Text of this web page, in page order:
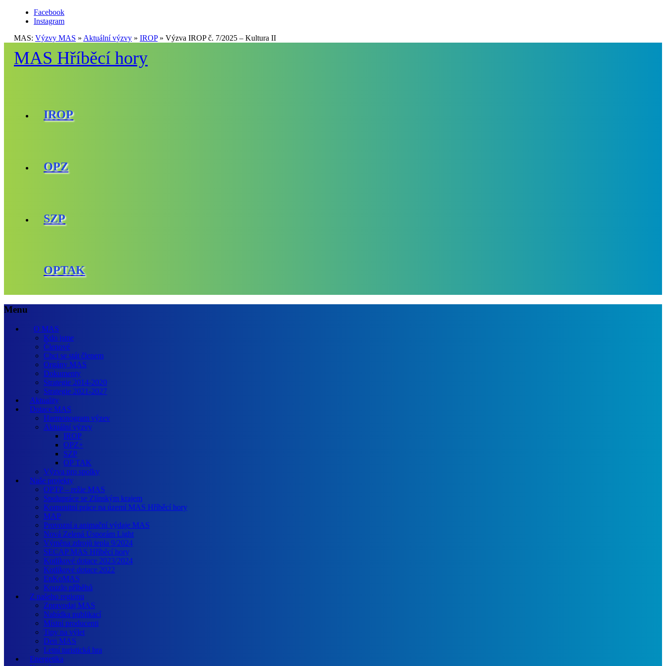
Facebook
Instagram
MAS: Výzvy MAS » Aktuální výzvy » IROP » Výzva IROP č. 7/2025 – Kultura II
MAS Hříběcí hory
IROP
OPZ
SZP
OPTAK
Menu
O MAS
Kdo jsme
Členové
Chci se stát členem
Orgány MAS
Dokumenty
Strategie 2014-2020
Strategie 2021-2027
Aktuality
Dotace MAS
Harmonogram výzev
Aktuální výzvy
IROP
OPZ+
SZP
OP TAK
Výzva pro spolky
Naše projekty
OPTP – režie MAS
Spolupráce se Zlínským krajem
Komunitní práce na území MAS Hříběcí hory
MAP
Provozní a animační výdaje MAS
Nová Zelená Úsporám Light
Výměna zdrojů tepla 9/2024
SECAP MAS Hříběcí hory
Kotlíkové dotace 2023/2024
Kotlíkové dotace 2022
EnKoMAS
Kouzlo příběhů
Z našeho regionu
Zpravodaj MAS
Nabídka publikací
Místní producenti
Tipy na výlet
Den MAS
Letní turistická hra
Energetika